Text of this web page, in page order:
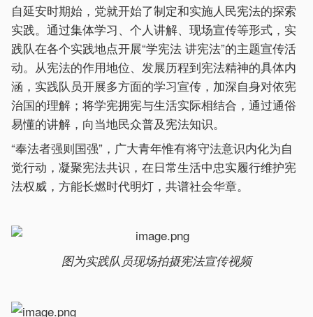
自延安时期始，党就开始了制定和实施人民宪法的探索
实践。通过集体学习、个人讲解、现场宣传等形式，实
践队在各个实践地点开展“学宪法 讲宪法”的主题宣传活
动。从宪法的作用地位、发展历程到宪法精神的具体内
涵，实践队员开展多方面的学习宣传，加深自身对依宪
治国的理解；将学宪拥宪与生活实际相结合，通过通俗
易懂的讲解，向当地民众普及宪法知识。
“奉法者强则国强”，广大青年惟有将守法意识内化为自
觉行动，凝聚宪法共识，在日常生活中忠实履行维护宪
法权威，方能长燃时代明灯，共谱社会华章。
图为实践队员现场拍摄宪法宣传视频